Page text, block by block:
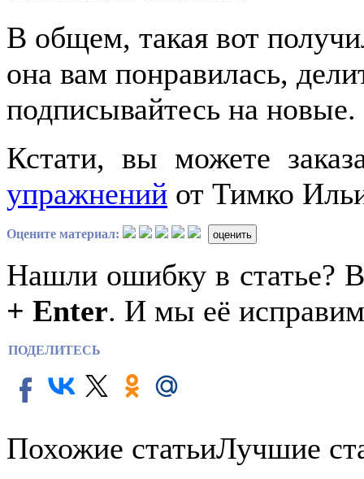
В общем, такая вот
она вам понравилась,
подписывайтесь на
Кстати, вы можете
упражнений от Тимко
Оцените материал: оценить
Нашли ошибку в статье?
+ Enter. И мы её
ПОДЕЛИТЕСЬ
Похожие статьиЛучшие